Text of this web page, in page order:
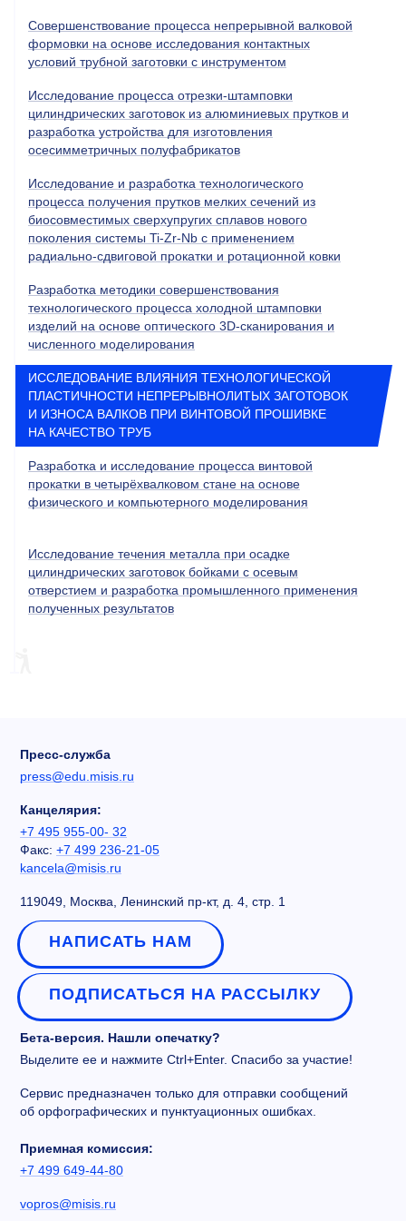
Совершенствование процесса непрерывной валковой
формовки на основе исследования контактных
условий трубной заготовки с инструментом
Исследование процесса отрезки-штамповки
цилиндрических заготовок из алюминиевых прутков и
разработка устройства для изготовления
осесимметричных полуфабрикатов
Исследование и разработка технологического
процесса получения прутков мелких сечений из
биосовместимых сверхупругих сплавов нового
поколения системы Ti-Zr-Nb с применением
радиально-сдвиговой прокатки и ротационной ковки
Разработка методики совершенствования
технологического процесса холодной штамповки
изделий на основе оптического 3D-сканирования и
численного моделирования
ИССЛЕДОВАНИЕ ВЛИЯНИЯ ТЕХНОЛОГИЧЕСКОЙ
ПЛАСТИЧНОСТИ НЕПРЕРЫВНОЛИТЫХ ЗАГОТОВОК
И ИЗНОСА ВАЛКОВ ПРИ ВИНТОВОЙ ПРОШИВКЕ
НА КАЧЕСТВО ТРУБ
Разработка и исследование процесса винтовой
прокатки в четырёхвалковом стане на основе
физического и компьютерного моделирования
Исследование течения металла при осадке
цилиндрических заготовок бойками с осевым
отверстием и разработка промышленного применения
полученных результатов
Пресс-служба
press@edu.misis.ru
Канцелярия:
+7 495 955-00- 32
Факс: +7 499 236-21-05
kancela@misis.ru
119049, Москва, Ленинский пр-кт, д. 4, стр. 1
НАПИСАТЬ НАМ
ПОДПИСАТЬСЯ НА РАССЫЛКУ
Бета-версия. Нашли опечатку?
Выделите ее и нажмите Ctrl+Enter. Спасибо за участие!
Сервис предназначен только для отправки сообщений
об орфографических и пунктуационных ошибках.
Приемная комиссия:
+7 499 649-44-80
vopros@misis.ru